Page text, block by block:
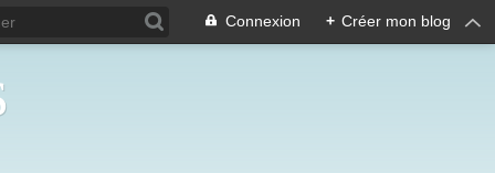
Connexion + Créer mon blog